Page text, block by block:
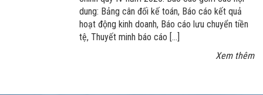
dung: Bảng cân đối kế toán, Báo cáo kết quả
hoạt động kinh doanh, Báo cáo lưu chuyển tiền
tệ, Thuyết minh báo cáo […]
Xem thêm